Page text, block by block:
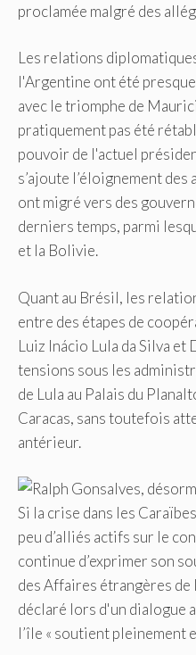
proclamée malgré des
Les relations
l'Argentine ont été
avec le triomphe de
pratiquement pas été
pouvoir de l'actuel
s’ajoute l’éloignement
ont migré vers des
derniers temps, parmi
et la Bolivie.
Quant au Brésil, les
entre des étapes de
Luiz Inácio Lula da Silva et
tensions sous les
de Lula au Palais du
Caracas, sans toutefois
antérieur.
Si la crise dans les
peu d’alliés actifs sur le
continue d’exprimer son
des Affaires étrangères
déclaré lors d'un dialogue
l’île « soutient pleinement